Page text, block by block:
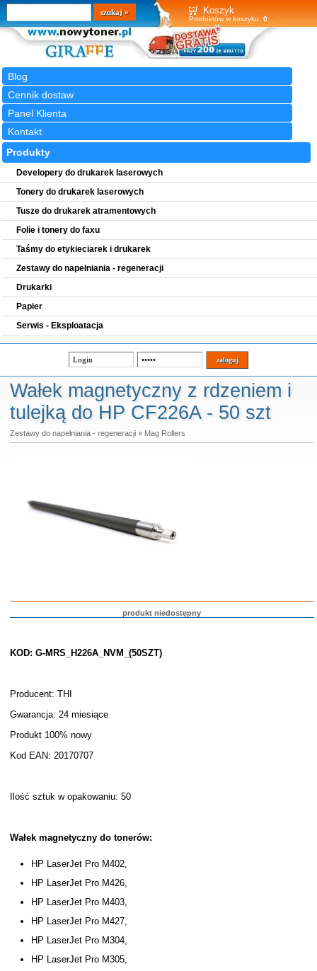
Koszyk
Produktów w koszyku: 0
Blog
Cennik dostaw
Panel Klienta
Kontakt
Wyszukiwarka
szukaj
Produkty
Developery do drukarek laserowych
Tonery do drukarek laserowych
Tusze do drukarek atramentowych
Folie i tonery do faxu
Taśmy do etykieciarek i drukarek
Zestawy do napełniania - regeneracji
Drukarki
Papier
Serwis - Eksploatacja
Wałek magnetyczny z rdzeniem i
tulejką do HP CF226A - 50 szt
Zestawy do napełniania - regeneracji» Mag Rollers
produkt niedostępny
KOD: G-MRS_H226A_NVM_(50SZT)
Producent: THI
Gwarancja: 24 miesiące
Produkt 100% nowy
Kod EAN: 20170707
Ilość sztuk w opakowaniu: 50
Wałek magnetyczny do tonerów:
HP LaserJet Pro M402,
HP LaserJet Pro M426,
HP LaserJet Pro M403,
HP LaserJet Pro M427,
HP LaserJet Pro M304,
HP LaserJet Pro M305,